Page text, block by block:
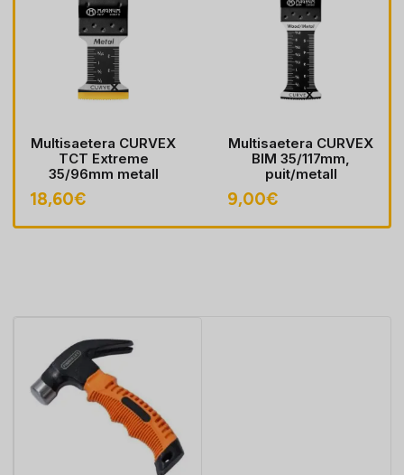
Multisaetera CURVEX
TCT Extreme
35/96mm metall
18,60€
Multisaetera CURVEX
BIM 35/117mm,
puit/metall
9,00€